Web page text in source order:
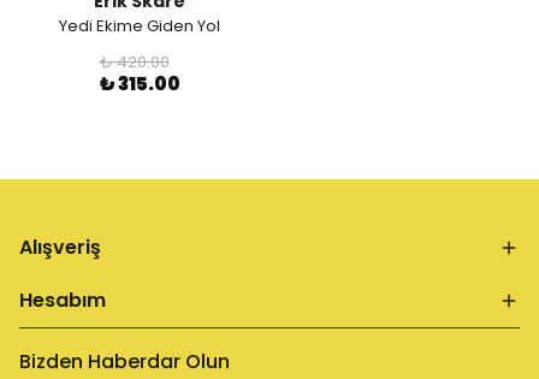
Yedi Ekime Giden Yol
₺ 420.00
₺ 315.00
Alışveriş
Hesabım
Bizden Haberdar Olun